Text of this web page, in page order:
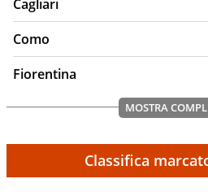
Cagliari
Como
Fiorentina
MOSTRA
Classifica